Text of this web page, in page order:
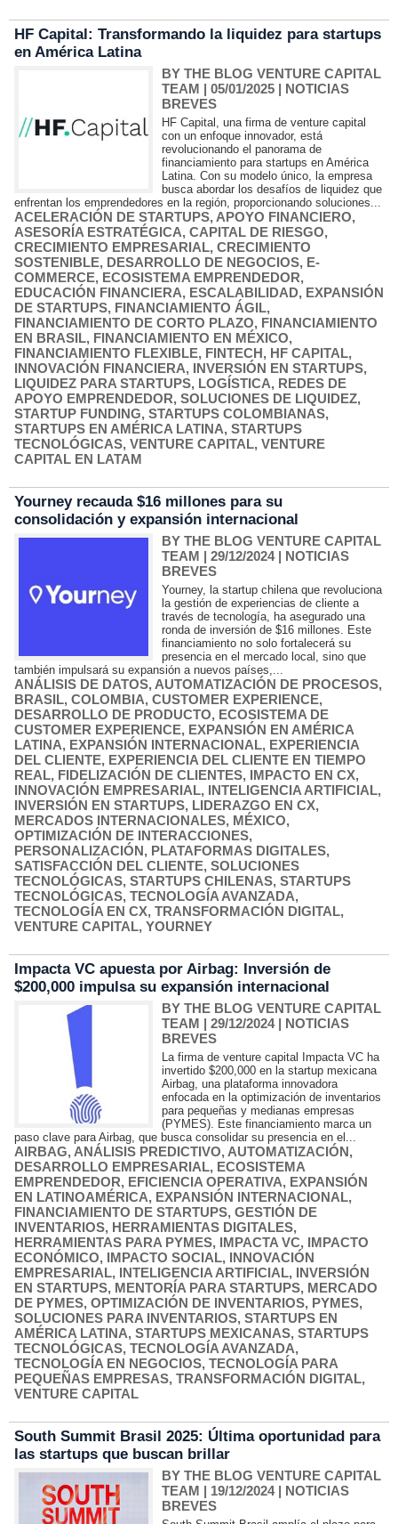
HF Capital: Transformando la liquidez para startups
en América Latina
BY THE BLOG VENTURE CAPITAL
TEAM | 05/01/2025 | NOTICIAS
BREVES
HF Capital, una firma de venture capital
con un enfoque innovador, está
revolucionando el panorama de
financiamiento para startups en América
Latina. Con su modelo único, la empresa
busca abordar los desafíos de liquidez que
enfrentan los emprendedores en la región, proporcionando soluciones...
ACELERACIÓN DE STARTUPS, APOYO FINANCIERO,
ASESORÍA ESTRATÉGICA, CAPITAL DE RIESGO,
CRECIMIENTO EMPRESARIAL, CRECIMIENTO
SOSTENIBLE, DESARROLLO DE NEGOCIOS, E-
COMMERCE, ECOSISTEMA EMPRENDEDOR,
EDUCACIÓN FINANCIERA, ESCALABILIDAD, EXPANSIÓN
DE STARTUPS, FINANCIAMIENTO ÁGIL,
FINANCIAMIENTO DE CORTO PLAZO, FINANCIAMIENTO
EN BRASIL, FINANCIAMIENTO EN MÉXICO,
FINANCIAMIENTO FLEXIBLE, FINTECH, HF CAPITAL,
INNOVACIÓN FINANCIERA, INVERSIÓN EN STARTUPS,
LIQUIDEZ PARA STARTUPS, LOGÍSTICA, REDES DE
APOYO EMPRENDEDOR, SOLUCIONES DE LIQUIDEZ,
STARTUP FUNDING, STARTUPS COLOMBIANAS,
STARTUPS EN AMÉRICA LATINA, STARTUPS
TECNOLÓGICAS, VENTURE CAPITAL, VENTURE
CAPITAL EN LATAM
Yourney recauda $16 millones para su
consolidación y expansión internacional
BY THE BLOG VENTURE CAPITAL
TEAM | 29/12/2024| NOTICIAS
BREVES
Yourney, la startup chilena que revoluciona
la gestión de experiencias de cliente a
través de tecnología, ha asegurado una
ronda de inversión de $16 millones. Este
financiamiento no solo fortalecerá su
presencia en el mercado local, sino que
también impulsará su expansión a nuevos países,...
ANÁLISIS DE DATOS, AUTOMATIZACIÓN DE PROCESOS,
BRASIL, COLOMBIA, CUSTOMER EXPERIENCE,
DESARROLLO DE PRODUCTO, ECOSISTEMA DE
CUSTOMER EXPERIENCE, EXPANSIÓN EN AMÉRICA
LATINA, EXPANSIÓN INTERNACIONAL, EXPERIENCIA
DEL CLIENTE, EXPERIENCIA DEL CLIENTE EN TIEMPO
REAL, FIDELIZACIÓN DE CLIENTES, IMPACTO EN CX,
INNOVACIÓN EMPRESARIAL, INTELIGENCIA ARTIFICIAL,
INVERSIÓN EN STARTUPS, LIDERAZGO EN CX,
MERCADOS INTERNACIONALES, MÉXICO,
OPTIMIZACIÓN DE INTERACCIONES,
PERSONALIZACIÓN, PLATAFORMAS DIGITALES,
SATISFACCIÓN DEL CLIENTE, SOLUCIONES
TECNOLÓGICAS, STARTUPS CHILENAS, STARTUPS
TECNOLÓGICAS, TECNOLOGÍA AVANZADA,
TECNOLOGÍA EN CX, TRANSFORMACIÓN DIGITAL,
VENTURE CAPITAL, YOURNEY
Impacta VC apuesta por Airbag: Inversión de
$200,000 impulsa su expansión internacional
BY THE BLOG VENTURE CAPITAL
TEAM | 29/12/2024| NOTICIAS
BREVES
La firma de venture capital Impacta VC ha
invertido $200,000 en la startup mexicana
Airbag, una plataforma innovadora
enfocada en la optimización de inventarios
para pequeñas y medianas empresas
(PYMES). Este financiamiento marca un
paso clave para Airbag, que busca consolidar su presencia en el...
AIRBAG, ANÁLISIS PREDICTIVO, AUTOMATIZACIÓN,
DESARROLLO EMPRESARIAL, ECOSISTEMA
EMPRENDEDOR, EFICIENCIA OPERATIVA, EXPANSIÓN
EN LATINOAMÉRICA, EXPANSIÓN INTERNACIONAL,
FINANCIAMIENTO DE STARTUPS, GESTIÓN DE
INVENTARIOS, HERRAMIENTAS DIGITALES,
HERRAMIENTAS PARA PYMES, IMPACTA VC, IMPACTO
ECONÓMICO, IMPACTO SOCIAL, INNOVACIÓN
EMPRESARIAL, INTELIGENCIA ARTIFICIAL, INVERSIÓN
EN STARTUPS, MENTORÍA PARA STARTUPS, MERCADO
DE PYMES, OPTIMIZACIÓN DE INVENTARIOS, PYMES,
SOLUCIONES PARA INVENTARIOS, STARTUPS EN
AMÉRICA LATINA, STARTUPS MEXICANAS, STARTUPS
TECNOLÓGICAS, TECNOLOGÍA AVANZADA,
TECNOLOGÍA EN NEGOCIOS, TECNOLOGÍA PARA
PEQUEÑAS EMPRESAS, TRANSFORMACIÓN DIGITAL,
VENTURE CAPITAL
South Summit Brasil 2025: Última oportunidad para
las startups que buscan brillar
BY THE BLOG VENTURE CAPITAL
TEAM | 19/12/2024| NOTICIAS
BREVES